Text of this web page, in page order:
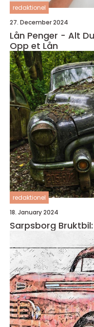
redaktionel
27. December 2024
Lån Penger - Alt
Opp et Lån
redaktionel
18. January 2024
Sarpsborg